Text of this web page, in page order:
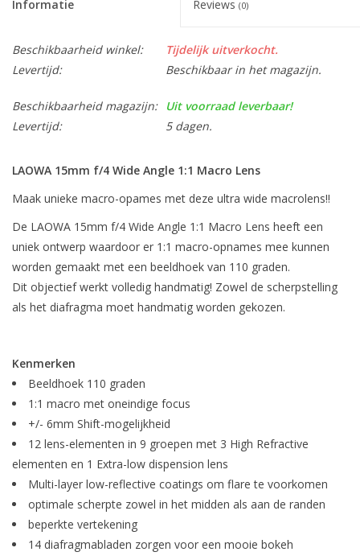
Informatie Reviews (0)
Beschikbaarheid winkel:
Tijdelijk uitverkocht.
Levertijd:
Beschikbaar in het magazijn.
Beschikbaarheid magazijn:
Uit voorraad leverbaar!
Levertijd:
5 dagen.
LAOWA 15mm f/4 Wide Angle 1:1 Macro Lens
Maak unieke macro-opames met deze ultra wide macrolens!!
De LAOWA 15mm f/4 Wide Angle 1:1 Macro Lens heeft een
uniek ontwerp waardoor er 1:1 macro-opnames mee kunnen
worden gemaakt met een beeldhoek van 110 graden.
Dit objectief werkt volledig handmatig! Zowel de scherpstelling
als het diafragma moet handmatig worden gekozen.
Kenmerken
Beeldhoek 110 graden
1:1 macro met oneindige focus
+/- 6mm Shift-mogelijkheid
12 lens-elementen in 9 groepen met 3 High Refractive
elementen en 1 Extra-low dispension lens
Multi-layer low-reflective coatings om flare te voorkomen
optimale scherpte zowel in het midden als aan de randen
beperkte vertekening
14 diafragmabladen zorgen voor een mooie bokeh